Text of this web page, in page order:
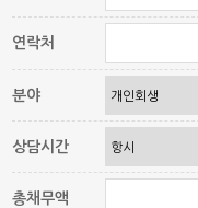
연락처
분야
상담시간
총채무액